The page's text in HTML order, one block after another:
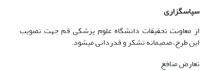
سپاسگزاری
از معاونت تحقیقات دانشگاه علوم پزشکی قم جهت تصویب
این طرح، صمیمانه تشکر و قدردانی می­شود.
تعارض منافع